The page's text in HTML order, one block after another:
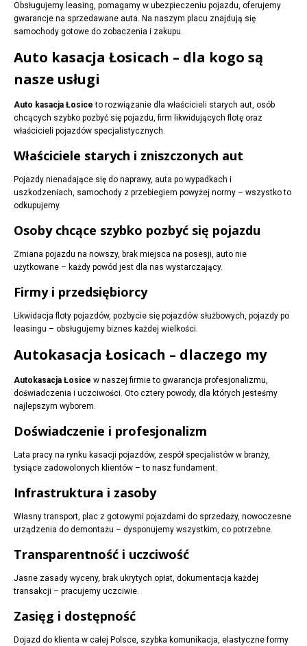
Obsługujemy leasing, pomagamy w ubezpieczeniu pojazdu, oferujemy
gwarancje na sprzedawane auta. Na naszym placu znajdują się
samochody gotowe do zobaczenia i zakupu.
Auto kasacja Łosicach – dla kogo są
nasze usługi
Auto kasacja Łosice to rozwiązanie dla właścicieli starych aut, osób
chcących szybko pozbyć się pojazdu, firm likwidujących flotę oraz
właścicieli pojazdów specjalistycznych.
Właściciele starych i zniszczonych aut
Pojazdy nienadające się do naprawy, auta po wypadkach i
uszkodzeniach, samochody z przebiegiem powyżej normy – wszystko to
odkupujemy.
Osoby chcące szybko pozbyć się pojazdu
Zmiana pojazdu na nowszy, brak miejsca na posesji, auto nie
użytkowane – każdy powód jest dla nas wystarczający.
Firmy i przedsiębiorcy
Likwidacja floty pojazdów, pozbycie się pojazdów służbowych, pojazdy po
leasingu – obsługujemy biznes każdej wielkości.
Autokasacja Łosicach – dlaczego my
Autokasacja Łosice w naszej firmie to gwarancja profesjonalizmu,
doświadczenia i uczciwości. Oto cztery powody, dla których jesteśmy
najlepszym wyborem.
Doświadczenie i profesjonalizm
Lata pracy na rynku kasacji pojazdów, zespół specjalistów w branży,
tysiące zadowolonych klientów – to nasz fundament.
Infrastruktura i zasoby
Własny transport, plac z gotowymi pojazdami do sprzedaży, nowoczesne
urządzenia do demontażu – dysponujemy wszystkim, co potrzebne.
Transparentność i uczciwość
Jasne zasady wyceny, brak ukrytych opłat, dokumentacja każdej
transakcji – pracujemy uczciwie.
Zasięg i dostępność
Dojazd do klienta w całej Polsce, szybka komunikacja, elastyczne formy